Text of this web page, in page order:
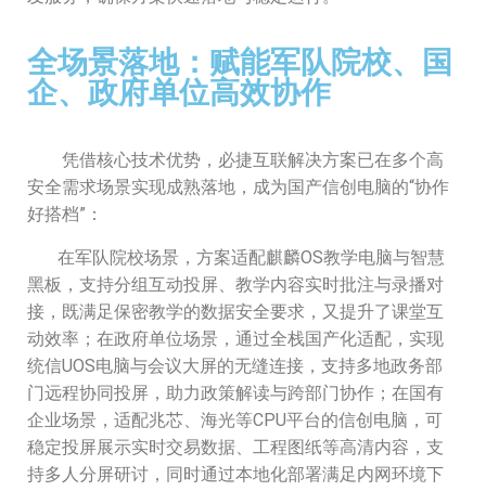
全场景落地：赋能军队院校、国
企、政府单位高效协作
凭借核心技术优势，必捷互联解决方案已在多个高
安全需求场景实现成熟落地，成为国产信创电脑的“协作
好搭档”：
在军队院校场景，方案适配麒麟OS教学电脑与智慧
黑板，支持分组互动投屏、教学内容实时批注与录播对
接，既满足保密教学的数据安全要求，又提升了课堂互
动效率；在政府单位场景，通过全栈国产化适配，实现
统信UOS电脑与会议大屏的无缝连接，支持多地政务部
门远程协同投屏，助力政策解读与跨部门协作；在国有
企业场景，适配兆芯、海光等CPU平台的信创电脑，可
稳定投屏展示实时交易数据、工程图纸等高清内容，支
持多人分屏研讨，同时通过本地化部署满足内网环境下